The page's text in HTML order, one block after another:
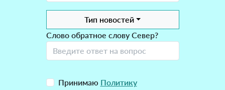
Тип новостей
Слово обратное слову Север?
Принимаю Политику